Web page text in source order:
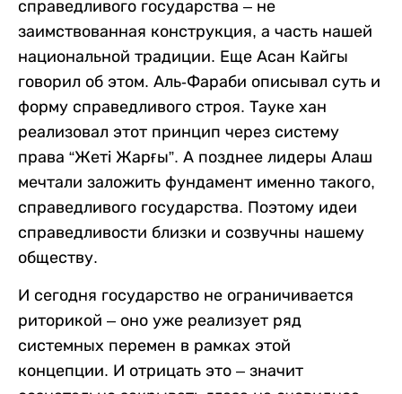
справедливого государства – не
заимствованная конструкция, а часть нашей
национальной традиции. Еще Асан Кайгы
говорил об этом. Аль-Фараби описывал суть и
форму справедливого строя. Тауке хан
реализовал этот принцип через систему
права “Жеті Жарғы”. А позднее лидеры Алаш
мечтали заложить фундамент именно такого,
справедливого государства. Поэтому идеи
справедливости близки и созвучны нашему
обществу.
И сегодня государство не ограничивается
риторикой – оно уже реализует ряд
системных перемен в рамках этой
концепции. И отрицать это – значит